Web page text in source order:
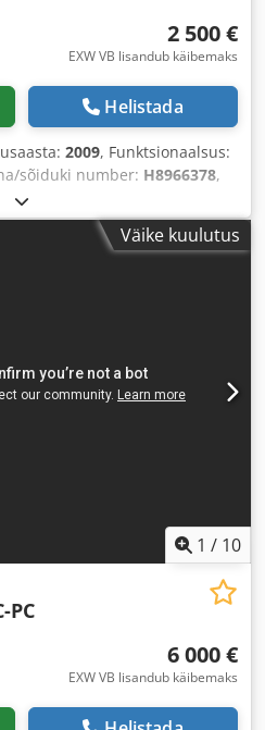
2 500 €
EXW VB lisandub käibemaks
Helistada
2009, Funktsionaalsus:
sõiduki number: H8966378,
W, sisendpinge:
, pneumaatiline ühendus:
Väike kuulutus
1 / 10
PC
6 000 €
EXW VB lisandub käibemaks